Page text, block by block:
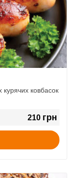
ковбасок
210 грн